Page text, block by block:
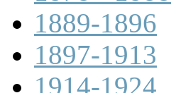
1889-1896
1897-1913
1914-1924